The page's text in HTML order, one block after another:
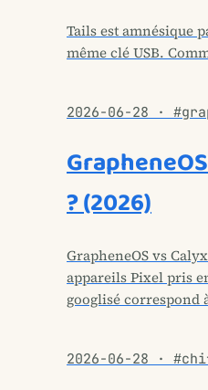
Tails est amnésique
même clé USB.
2026-06-28 ·
? (2026)
GrapheneOS vs
appareils Pixel pris
googlisé correspond
2026-06-28 ·